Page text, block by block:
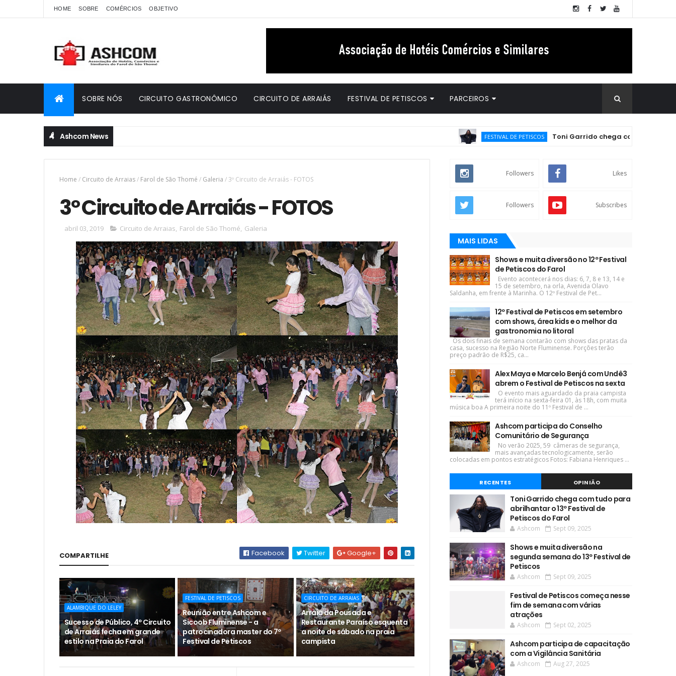
HOME SOBRE COMÉRCIOS OBJETIVO
SOBRE NÓS CIRCUITO GASTRONÔMICO CIRCUITO DE ARRAIÁS FESTIVAL DE PETISCOS PARCEIROS
Ashcom News FESTIVAL DE PETISCOS
Toni Garrido chega com tudo para
Home / Circuito de Arraias/ Farol de São Thomé / Galeria /3º Circuito de Arraiás - FOTOS
3º Circuito de Arraiás - FOTOS
abril 03, 2019 Circuito de Arraias, Farol de São Thomé, Galeria
COMPARTILHE Facebook Twitter Google+
ALAMBIQUE DO LELEY
Sucesso de Público, 4º Circuito
de Arraiás fecha em grande
estilo na Praia do Farol
FESTIVAL DE PETISCOS
Reunião entre Ashcom e
Sicoob Fluminense - a
patrocinadora master do 7º
Festival de Petiscos
CIRCUITO DE ARRAIAS
Arraiá da Pousada e
Restaurante Paraíso esquenta
a noite de sábado na praia
campista
Followers Likes
Followers Subscribes
MAIS LIDAS
Shows e muita diversão no 12º Festival
de Petiscos do Farol
Evento acontecerá nos dias: 6, 7, 8 e 13, 14 e
15 de setembro, na orla, Avenida Olavo
Saldanha, em frente à Marinha. O 12º Festival de Pet...
12º Festival de Petiscos em setembro
com shows, área kids e o melhor da
gastronomia no litoral
Os dois finais de semana contarão com shows das pratas da
casa, sucesso na Região Norte Fluminense. Porções terão
preço padrão de R$25, ca...
Alex Maya e Marcelo Benjá com Undê3
abrem o Festival de Petiscos na sexta
O evento mais aguardado da praia campista
terá início na sexta-feira 01, às 18h, com muita
música boa A primeira noite do 11º Festival de ...
Ashcom participa do Conselho
Comunitário de Segurança
No verão 2025, 59 câmeras de segurança,
mais avançadas tecnologicamente, serão
colocadas em pontos estratégicos Fotos: Fabiana Henriques ...
RECENTES OPINIÃO
Toni Garrido chega com tudo para
abrilhantar o 13º Festival de
Petiscos do Farol
Ashcom Sept 09, 2025
Shows e muita diversão na
segunda semana do 13º Festival de
Petiscos
Ashcom Sept 09, 2025
Festival de Petiscos começa nesse
fim de semana com várias
atrações
Ashcom Sept 02, 2025
Ashcom participa de capacitação
com a Vigilância Sanitária
Ashcom Aug 27, 2025